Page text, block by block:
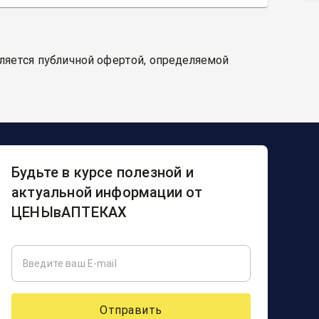
публичной офертой, определяемой
Будьте в курсе полезной и
актуальной информации от
ЦЕНЫвАПТЕКАХ
Отправить